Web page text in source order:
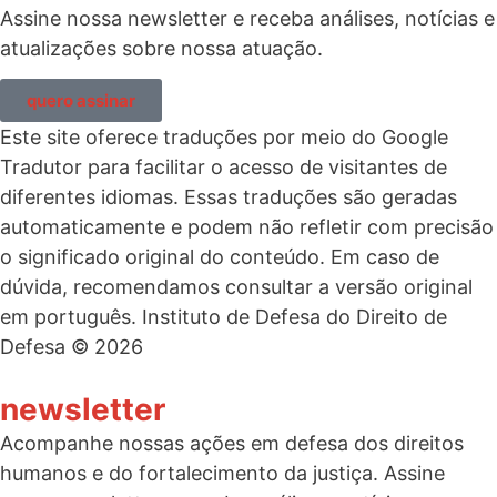
Assine nossa newsletter e receba análises, notícias e
atualizações sobre nossa atuação.
quero assinar
Este site oferece traduções por meio do Google
Tradutor para facilitar o acesso de visitantes de
diferentes idiomas. Essas traduções são geradas
automaticamente e podem não refletir com precisão
o significado original do conteúdo. Em caso de
dúvida, recomendamos consultar a versão original
em português. Instituto de Defesa do Direito de
Defesa © 2026
newsletter
Acompanhe nossas ações em defesa dos direitos
humanos e do fortalecimento da justiça. Assine